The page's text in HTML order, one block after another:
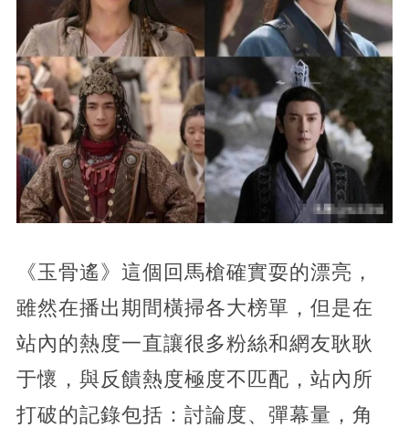
《玉骨遙》這個回馬槍確實耍的漂亮，
雖然在播出期間橫掃各大榜單，但是在
站內的熱度一直讓很多粉絲和網友耿耿
于懷，與反饋熱度極度不匹配，站內所
打破的記錄包括：討論度、彈幕量，角